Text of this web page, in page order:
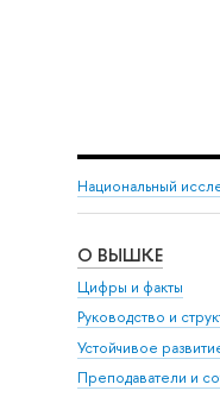
Национальный
О ВЫШКЕ
Цифры и факты
Руководство и
Устойчивое
Преподаватели и